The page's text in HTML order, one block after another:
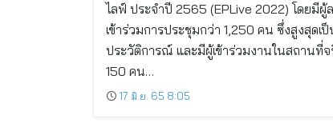
ไลฟ์ ประจำปี 2565 (EPLive 2022) โดยมีผู้
เข้าร่วมการประชุมกว่า 1,250 คน ซึ่งสูงสุดเป็
ประวัติการณ์ และมีผู้เข้าร่วมงานในสถานที่จ
150 คน…
17 มิ.ย. 65 8:05